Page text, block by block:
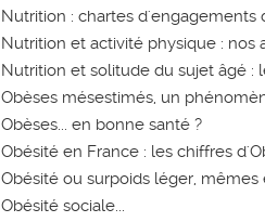
Nutrition : chartes d'engagements
Nutrition et activité physique : nos
Nutrition et solitude du sujet âgé :
Obèses mésestimés, un
Obèses... en bonne santé ?
Obésité en France : les chiffres
Obésité ou surpoids léger, mêmes
Obésité sociale...